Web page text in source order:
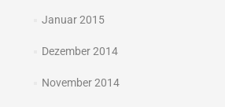
Januar 2015
Dezember 2014
November 2014